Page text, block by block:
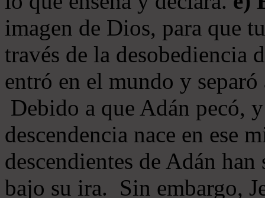
imagen de Dios, para que
través de la desobediencia
entró en el mundo y
Debido a que Adán pecó,
descendencia nace en ese
descendientes de Adán
bajo su ira. Sin embargo,